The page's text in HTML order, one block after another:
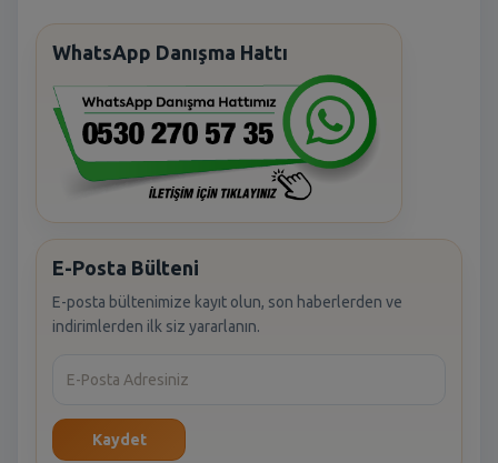
WhatsApp Danışma Hattı
E-Posta Bülteni
E-posta bültenimize kayıt olun, son haberlerden ve
indirimlerden ilk siz yararlanın.
Kaydet